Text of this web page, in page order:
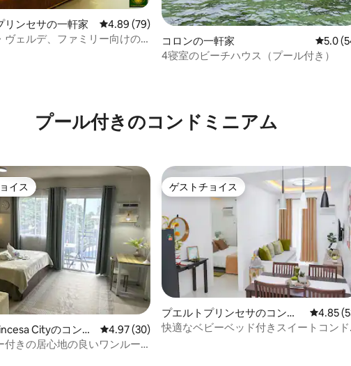
つ星の平均評価
リンセサの一軒家 レビュー79件、5つ星中4.89つ星の平均評価
4.89 (79)
ヴェルデ、ファミリー向けの
コロンの一軒家 レビュ
5.0
4寝室のビーチハウス（プール付き）
プール付きのコンドミニアム
つ星の平均評価
イス
イス
Cityのコンド
レビュー30件、5つ星中4.97つ星の平均評価
4.97 (30)
付きの居心地の良いワンルー
ゲストチョイス
ゲストチョイス
プエルトプリンセサのコンド
ミニアム
レビュ
4.85
快適なベビーベッド付きスイートコンド